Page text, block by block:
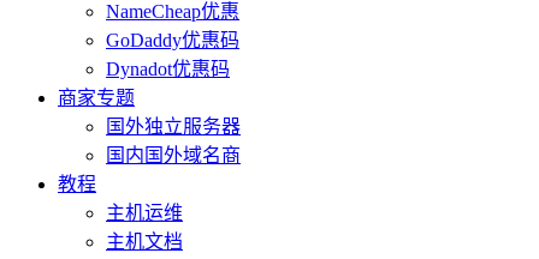
NameCheap优惠
GoDaddy优惠码
Dynadot优惠码
商家专题
国外独立服务器
国内国外域名商
教程
主机运维
主机文档